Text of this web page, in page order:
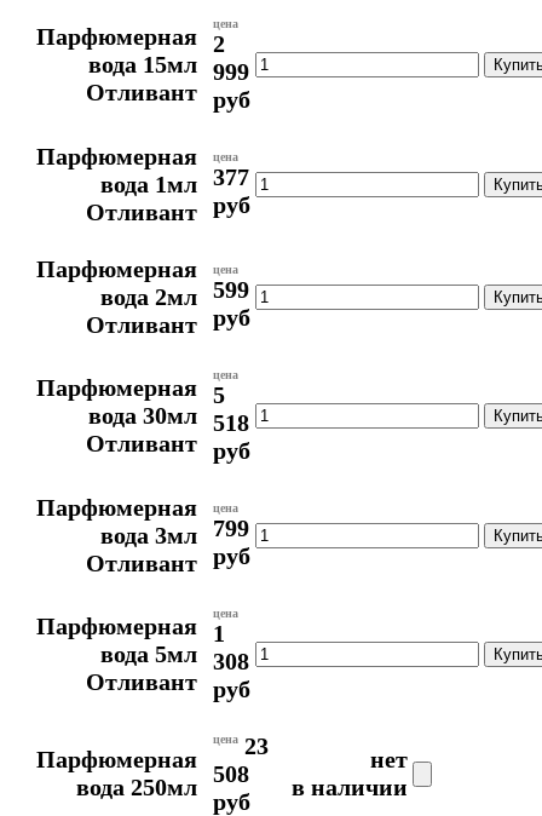
Парфюмерная
вода 15мл
Отливант
цена
2
999
руб
Парфюмерная
вода 1мл
Отливант
цена
377
руб
Парфюмерная
вода 2мл
Отливант
цена
599
руб
Парфюмерная
вода 30мл
Отливант
цена
5
518
руб
Парфюмерная
вода 3мл
Отливант
цена
799
руб
Парфюмерная
вода 5мл
Отливант
цена
1
308
руб
Парфюмерная
вода 250мл
цена 23
508
руб
нет
в наличии